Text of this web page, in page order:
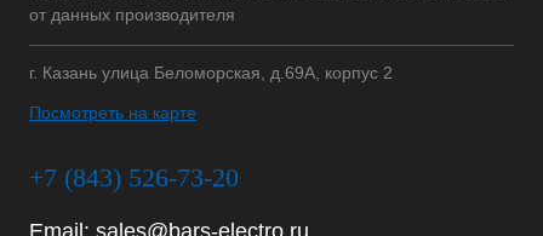
от данных производителя
г. Казань улица Беломорская, д.69А, корпус 2
Посмотреть на карте
+7 (843) 526-73-20
Email: sales@bars-electro.ru